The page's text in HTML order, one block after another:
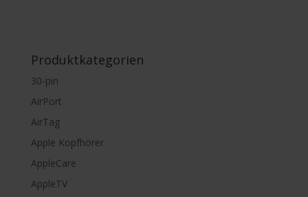
Produktkategorien
30-pin
AirPort
AirTag
Apple Kopfhörer
AppleCare
AppleTV